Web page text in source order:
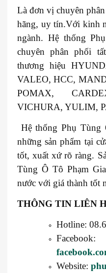
Là đơn vị chuyên
hãng, uy tín.Với kinh
ngành. Hệ thống
chuyên phân phối
thương hiệu
VALEO, HCC,
POMAX,
VICHURA, YULIM,
Hệ thống Phụ Tùng
những sản phẩm tại
tốt, xuất xứ rõ ràng.
Tùng Ô Tô Phạm
nước với giá thành tốt
THÔNG TIN LIÊN
Hotline:
Facebook:
Website: